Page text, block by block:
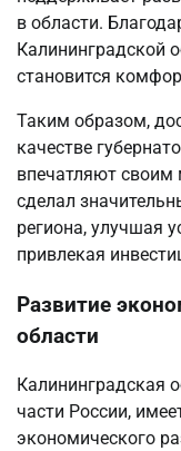
в области.
Калининградской
становится
Таким образом,
качестве
впечатляют
сделал
региона, улучшая
привлекая
Развитие
области
Калининградская
части России,
экономического